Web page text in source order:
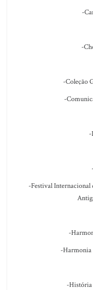
-
-
-Coleção
-
-
-Festival
-
-Harmonia
-História